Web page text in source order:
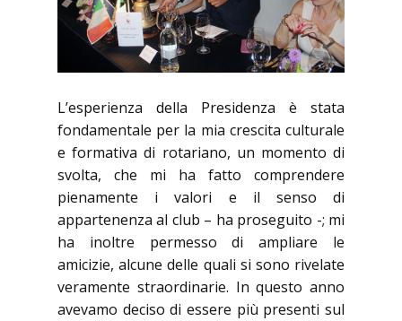
L’esperienza della Presidenza è stata
fondamentale per la mia crescita culturale
e formativa di rotariano, un momento di
svolta, che mi ha fatto comprendere
pienamente i valori e il senso di
appartenenza al club – ha proseguito -; mi
ha inoltre permesso di ampliare le
amicizie, alcune delle quali si sono rivelate
veramente straordinarie. In questo anno
avevamo deciso di essere più presenti sul